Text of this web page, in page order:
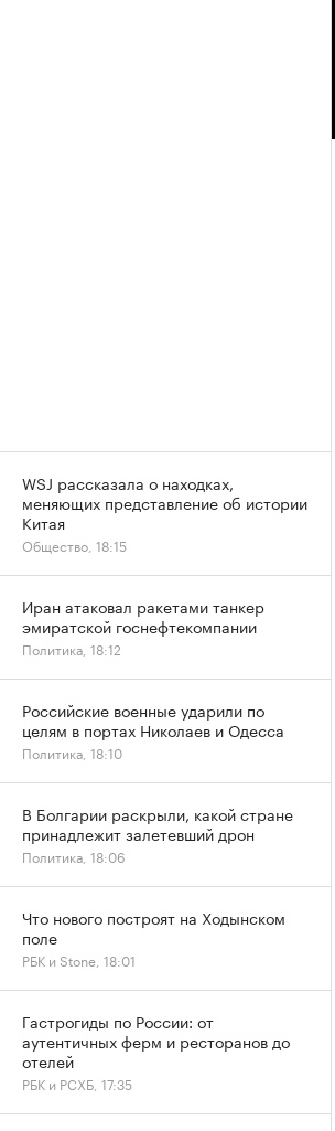
WSJ рассказала о находках,
меняющих представление об истории
Китая
Общество, 18:15
Иран атаковал ракетами танкер
эмиратской госнефтекомпании
Политика, 18:12
Российские военные ударили по
целям в портах Николаев и Одесса
Политика, 18:10
В Болгарии раскрыли, какой стране
принадлежит залетевший дрон
Политика, 18:06
Что нового построят на Ходынском
поле
РБК и Stone, 18:01
Гастрогиды по России: от
аутентичных ферм и ресторанов до
отелей
РБК и РСХБ, 17:35